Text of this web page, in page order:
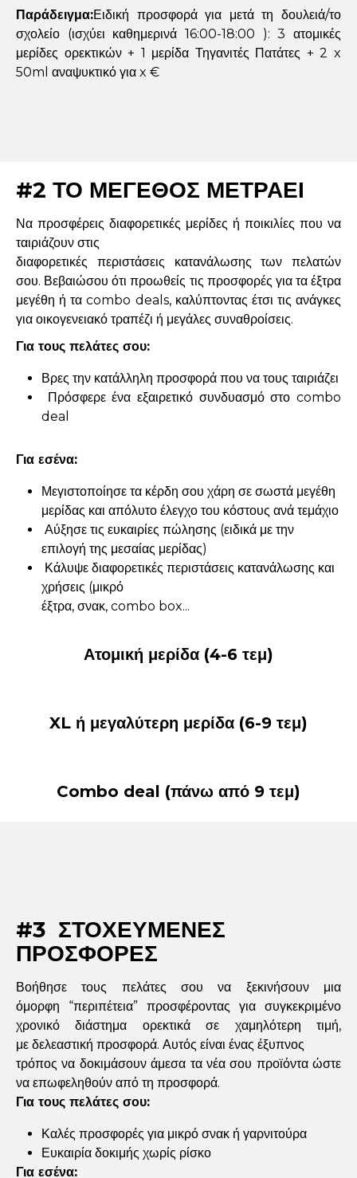
Παράδειγμα:Ειδική προσφορά για μετά τη δουλειά/το
σχολείο (ισχύει καθημερινά 16:00-18:00 ): 3 ατομικές
μερίδες ορεκτικών + 1 μερίδα Τηγανιτές Πατάτες + 2 x
50ml αναψυκτικό για x €
#2 ΤΟ ΜΕΓΕΘΟΣ ΜΕΤΡΑΕΙ
Να προσφέρεις διαφορετικές μερίδες ή ποικιλίες που να
ταιριάζουν στις
διαφορετικές περιστάσεις κατανάλωσης των πελατών
σου. Βεβαιώσου ότι προωθείς τις προσφορές για τα έξτρα
μεγέθη ή τα combo deals, καλύπτοντας έτσι τις ανάγκες
για οικογενειακό τραπέζι ή μεγάλες συναθροίσεις.
Για τους πελάτες σου:
Βρες την κατάλληλη προσφορά που να τους ταιριάζει
Πρόσφερε ένα εξαιρετικό συνδυασμό στο combo
deal
Για εσένα:
Μεγιστοποίησε τα κέρδη σου χάρη σε σωστά μεγέθη
μερίδας και απόλυτο έλεγχο του κόστους ανά τεμάχιο
Αύξησε τις ευκαιρίες πώλησης (ειδικά με την
επιλογή της μεσαίας μερίδας)
Κάλυψε διαφορετικές περιστάσεις κατανάλωσης και
χρήσεις (μικρό
έξτρα, σνακ, combo box...
Ατομική μερίδα (4-6 τεμ)
XL ή μεγαλύτερη μερίδα (6-9 τεμ)
Combo deal (πάνω από 9 τεμ)
#3 ΣΤΟΧΕΥΜΕΝΕΣ
ΠΡΟΣΦΟΡΕΣ
Βοήθησε τους πελάτες σου να ξεκινήσουν μια
όμορφη “περιπέτεια” προσφέροντας για συγκεκριμένο
χρονικό διάστημα ορεκτικά σε χαμηλότερη τιμή,
με δελεαστική προσφορά. Αυτός είναι ένας έξυπνος
τρόπος να δοκιμάσουν άμεσα τα νέα σου προϊόντα ώστε
να επωφεληθούν από τη προσφορά.
Για τους πελάτες σου:
Καλές προσφορές για μικρό σνακ ή γαρνιτούρα
Ευκαιρία δοκιμής χωρίς ρίσκο
Για εσένα: